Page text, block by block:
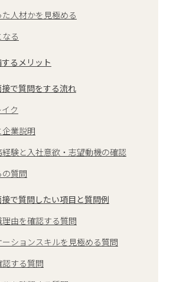
人材かを見極める
る
るメリット
で質問をする流れ
ク
業説明
経験と入社意欲・志望動機の確認
質問
で質問したい項目と質問例
由を確認する質問
ションスキルを見極める質問
する質問